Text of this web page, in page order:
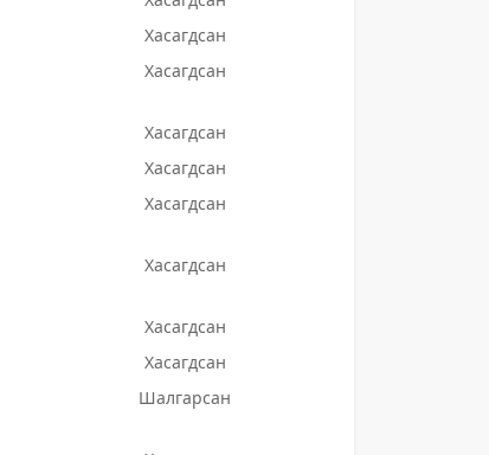
Хасагдсан
Хасагдсан
Хасагдсан
Хасагдсан
Хасагдсан
Хасагдсан
Хасагдсан
Хасагдсан
Шалгарсан